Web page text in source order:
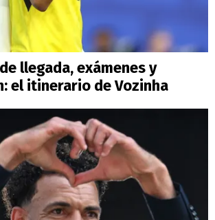
llegada, exámenes y
el itinerario de Vozinha